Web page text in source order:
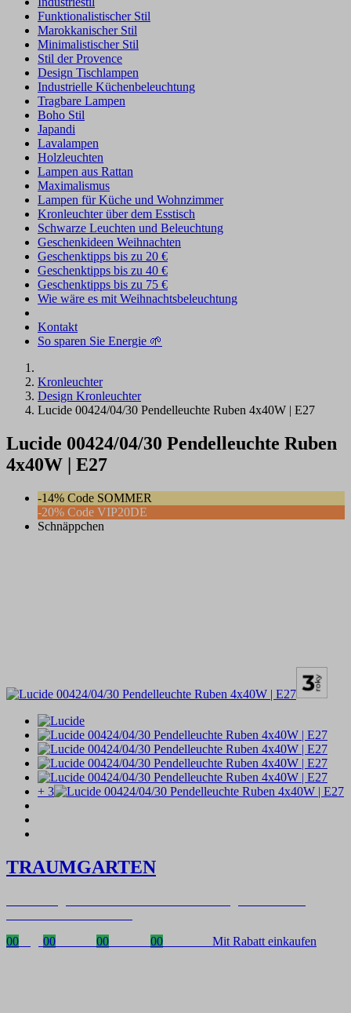
Funktionalistischer Stil
Marokkanischer Stil
Minimalistischer Stil
Stil der Provence
Design Tischlampen
Industrielle Küchenbeleuchtung
Tragbare Lampen
Boho Stil
Japandi
Lavalampen
Holzleuchten
Lampen aus Rattan
Maximalismus
Lampen für Küche und Wohnzimmer
Kronleuchter über dem Esstisch
Schwarze Leuchten und Beleuchtung
Geschenkideen Weihnachten
Geschenktipps bis zu 20 €
Geschenktipps bis zu 40 €
Geschenktipps bis zu 75 €
Wie wäre es mit Weihnachtsbeleuchtung
Kontakt
So sparen Sie Energie 🌱
Kronleuchter
Design Kronleuchter
Lucide 00424/04/30 Pendelleuchte Ruben 4x40W | E27
Lucide 00424/04/30 Pendelleuchte Ruben
4x40W | E27
-14% Code SOMMER
-20% Code VIP20DE
Schnäppchen
+ 3
TRAUMGARTEN
00
00 00 00 Mit Rabatt einkaufen